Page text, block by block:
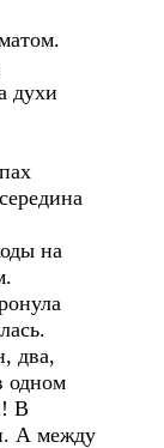
духи
на
два,
одном
В
А между